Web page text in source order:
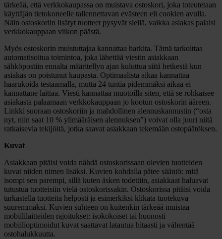
tärkeää, että verkkokaupassa on muistava ostoskori, joka toteutetaan
käyttäjän tietokoneelle tallennettavan evästeen eli cookien avulla.
Näin ostoskoriin lisätyt tuotteet pysyvät siellä, vaikka asiakas palaisi
verkkokauppaan viikon päästä.
Myös ostoskorin muistuttajaa kannattaa harkita. Tämä tarkoittaa
automatisoitua toimintoa, joka lähettää viestin asiakkaan
sähköpostiin ennalta määritellyn ajan kuluttua siitä hetkestä kun
asiakas on poistunut kaupasta. Optimaalista aikaa kannattaa
haarukoida testaamalla, mutta 24 tuntia pidemmäksi aikaa ei
kannattane laittaa. Viesti kannattaa muotoilla siten, että se rohkaisee
asiakasta palaamaan verkkokauppaan jo kootun ostoskorin ääreen.
Linkki suoraan ostoskoriin ja mahdollinen alennuskannustin (“osta
nyt, niin saat 10 % ylimääräisen alennuksen”) voivat olla juuri niitä
ratkaisevia tekijöitä, jotka saavat asiakkaan tekemään ostopäätöksen.
Kuvat
Asiakkaan pitäisi voida nähdä ostoskorissaan olevien tuotteiden
kuvat niiden nimen lisäksi. Kuvien kohdalla pätee sääntö: mitä
isompi sen parempi, sillä kuten äsken todettiin, asiakkaat haluavat
tutustua tuotteisiin vielä ostoskorissakin. Ostoskorissa pitäisi voida
tarkastella tuotteita helposti ja esimerkiksi klikata tuotekuva
suuremmaksi. Kuvien suhteen on kuitenkin tärkeää muistaa
mobiililaitteiden rajoitukset: isokokoiset tai huonosti
mobiilioptimoidut kuvat saattavat latautua hitaasti ja vähentää
ostohalukkuutta.